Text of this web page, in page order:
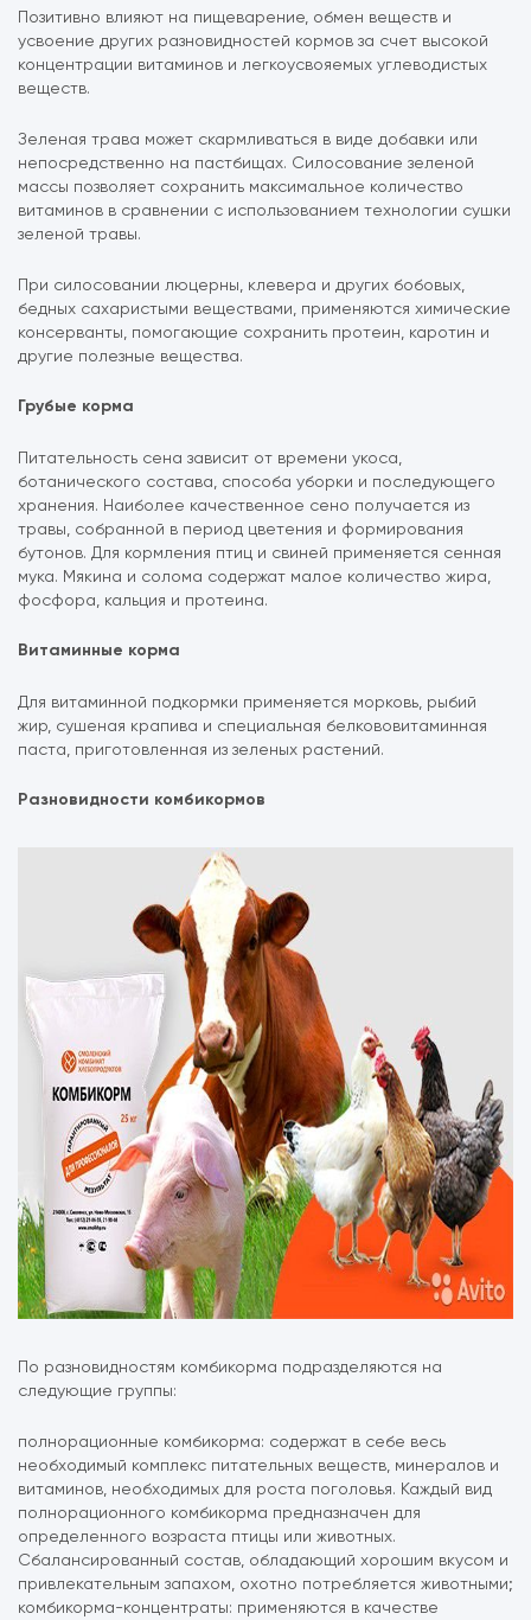
Позитивно влияют на пищеварение, обмен веществ и
усвоение других разновидностей кормов за счет высокой
концентрации витаминов и легкоусвояемых углеводистых
веществ.
Зеленая трава может скармливаться в виде добавки или
непосредственно на пастбищах. Силосование зеленой
массы позволяет сохранить максимальное количество
витаминов в сравнении с использованием технологии сушки
зеленой травы.
При силосовании люцерны, клевера и других бобовых,
бедных сахаристыми веществами, применяются химические
консерванты, помогающие сохранить протеин, каротин и
другие полезные вещества.
Грубые корма
Питательность сена зависит от времени укоса,
ботанического состава, способа уборки и последующего
хранения. Наиболее качественное сено получается из
травы, собранной в период цветения и формирования
бутонов. Для кормления птиц и свиней применяется сенная
мука. Мякина и солома содержат малое количество жира,
фосфора, кальция и протеина.
Витаминные корма
Для витаминной подкормки применяется морковь, рыбий
жир, сушеная крапива и специальная белкововитаминная
паста, приготовленная из зеленых растений.
Разновидности комбикормов
По разновидностям комбикорма подразделяются на
следующие группы:
полнорационные комбикорма: содержат в себе весь
необходимый комплекс питательных веществ, минералов и
витаминов, необходимых для роста поголовья. Каждый вид
полнорационного комбикорма предназначен для
определенного возраста птицы или животных.
Сбалансированный состав, обладающий хорошим вкусом и
привлекательным запахом, охотно потребляется животными;
комбикорма-концентраты: применяются в качестве